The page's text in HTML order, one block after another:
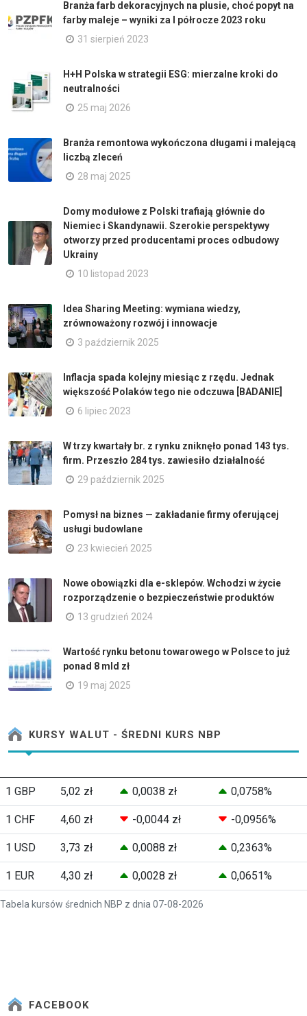
Branża farb dekoracyjnych na plusie, choć popyt na
farby maleje – wyniki za I półrocze 2023 roku
31 sierpień 2023
H+H Polska w strategii ESG: mierzalne kroki do
neutralności
25 maj 2026
Branża remontowa wykończona długami i malejącą
liczbą zleceń
28 maj 2025
Domy modułowe z Polski trafiają głównie do
Niemiec i Skandynawii. Szerokie perspektywy
otworzy przed producentami proces odbudowy
Ukrainy
10 listopad 2023
Idea Sharing Meeting: wymiana wiedzy,
zrównoważony rozwój i innowacje
3 październik 2025
Inflacja spada kolejny miesiąc z rzędu. Jednak
większość Polaków tego nie odczuwa [BADANIE]
6 lipiec 2023
W trzy kwartały br. z rynku zniknęło ponad 143 tys.
firm. Przeszło 284 tys. zawiesiło działalność
29 październik 2025
Pomysł na biznes — zakładanie firmy oferującej
usługi budowlane
23 kwiecień 2025
Nowe obowiązki dla e-sklepów. Wchodzi w życie
rozporządzenie o bezpieczeństwie produktów
13 grudzień 2024
Wartość rynku betonu towarowego w Polsce to już
ponad 8 mld zł
19 maj 2025
KURSY WALUT - ŚREDNI KURS NBP
Tabela kursów średnich NBP z dnia 07-08-2026
1 GBP 5,02 zł 0,0038 zł 0,0758%
1 CHF 4,60 zł -0,0044 zł -0,0956%
1 USD 3,73 zł 0,0088 zł 0,2363%
1 EUR 4,30 zł 0,0028 zł 0,0651%
FACEBOOK